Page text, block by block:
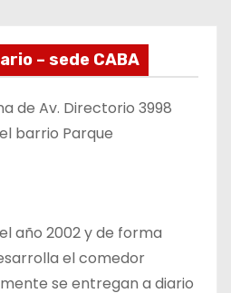
– sede CABA
de Av. Directorio 3998
barrio Parque
año 2002 y de forma
el comedor
se entregan a diario